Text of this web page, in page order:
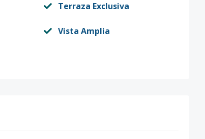
Terraza Exclusiva
Vista Amplia